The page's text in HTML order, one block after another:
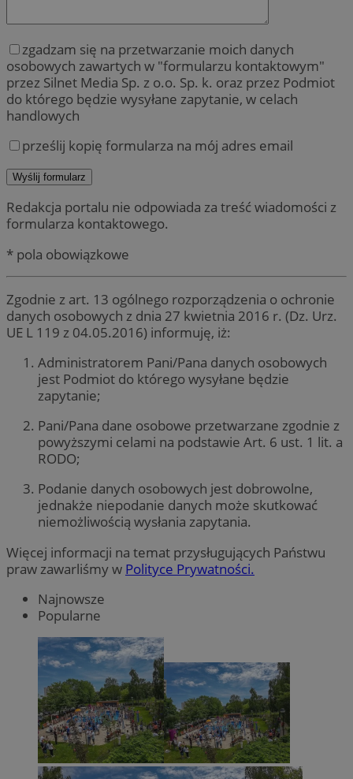
zgadzam się na przetwarzanie moich danych
osobowych zawartych w "formularzu kontaktowym"
przez Silnet Media Sp. z o.o. Sp. k. oraz przez Podmiot
do którego będzie wysyłane zapytanie, w celach
handlowych
prześlij kopię formularza na mój adres email
Redakcja portalu nie odpowiada za treść wiadomości z
formularza kontaktowego.
* pola obowiązkowe
Zgodnie z art. 13 ogólnego rozporządzenia o ochronie
danych osobowych z dnia 27 kwietnia 2016 r. (Dz. Urz.
UE L 119 z 04.05.2016) informuję, iż:
Administratorem Pani/Pana danych osobowych
jest Podmiot do którego wysyłane będzie
zapytanie;
Pani/Pana dane osobowe przetwarzane zgodnie z
powyższymi celami na podstawie Art. 6 ust. 1 lit. a
RODO;
Podanie danych osobowych jest dobrowolne,
jednakże niepodanie danych może skutkować
niemożliwością wysłania zapytania.
Więcej informacji na temat przysługujących Państwu
praw zawarliśmy w Polityce Prywatności.
Najnowsze
Popularne